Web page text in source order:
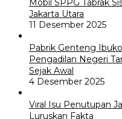
Mobil SPPG Tabrak
Jakarta Utara
11 Desember 2025
Pabrik Genteng
Pengadilan Negeri
Sejak Awal
4 Desember 2025
Viral Isu Penutupan
Luruskan Fakta